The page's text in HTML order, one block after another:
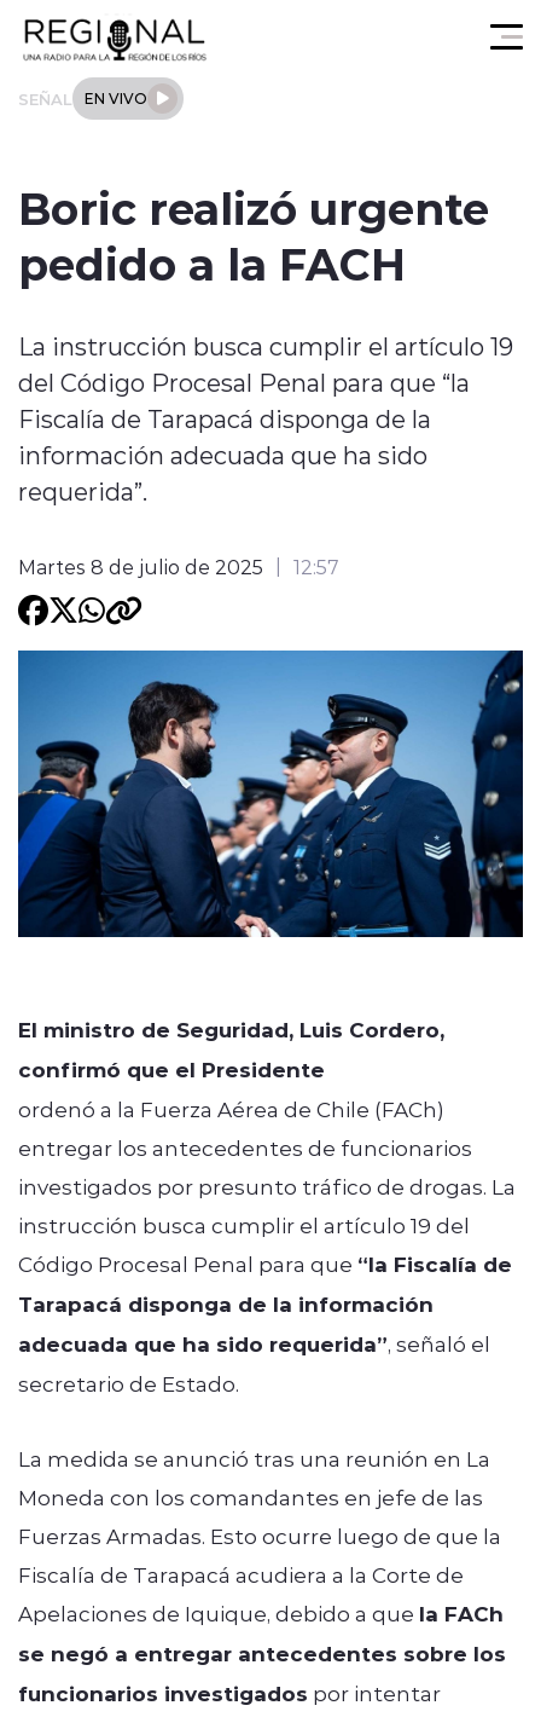
SEÑAL EN VIVO
Tendencias
Internacional
Deportes
Programacion
modo claro
Boric realizó urgente
pedido a la FACH
La instrucción busca cumplir el artículo 19
del Código Procesal Penal para que “la
Fiscalía de Tarapacá disponga de la
información adecuada que ha sido
requerida”.
Martes 8 de julio de 2025 12:57
El ministro de Seguridad, Luis Cordero,
confirmó que el Presidente
ordenó a la Fuerza Aérea de Chile (FACh)
entregar los antecedentes de funcionarios
investigados por presunto tráfico de drogas. La
instrucción busca cumplir el artículo 19 del
Código Procesal Penal para que “la Fiscalía de
Tarapacá disponga de la información
adecuada que ha sido requerida”, señaló el
secretario de Estado.
La medida se anunció tras una reunión en La
Moneda con los comandantes en jefe de las
Fuerzas Armadas. Esto ocurre luego de que la
Fiscalía de Tarapacá acudiera a la Corte de
Apelaciones de Iquique, debido a que la FACh
se negó a entregar antecedentes sobre los
funcionarios investigados por intentar